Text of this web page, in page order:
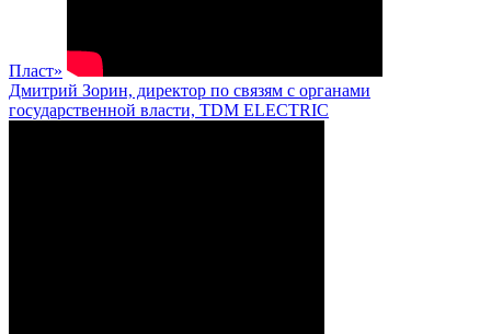
Пласт»
Дмитрий Зорин, директор по связям с органами
государственной власти, TDM ELECTRIC